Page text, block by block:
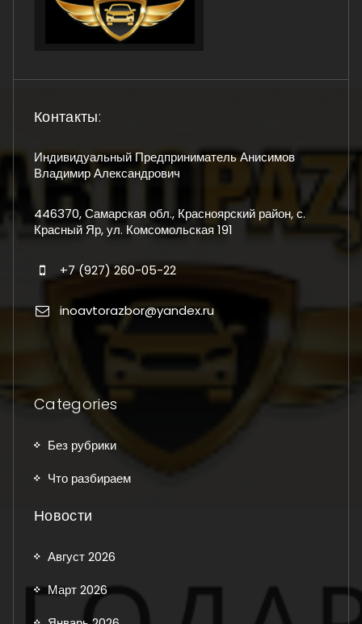
Контакты:
Индивидуальный Предприниматель Анисимов
Владимир Александрович
446370, Самарская обл., Красноярский район, с.
Красный Яр, ул. Комсомольская 191
+7 (927) 260-05-22
inoavtorazbor@yandex.ru
Categories
Без рубрики
Что разбираем
Новости
Август 2026
Март 2026